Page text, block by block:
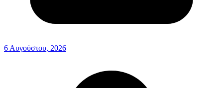
6 Αυγούστου, 2026